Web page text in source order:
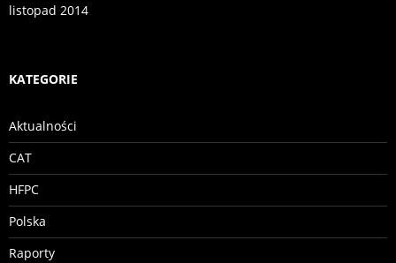
listopad 2014
KATEGORIE
Aktualności
CAT
HFPC
Polska
Raporty